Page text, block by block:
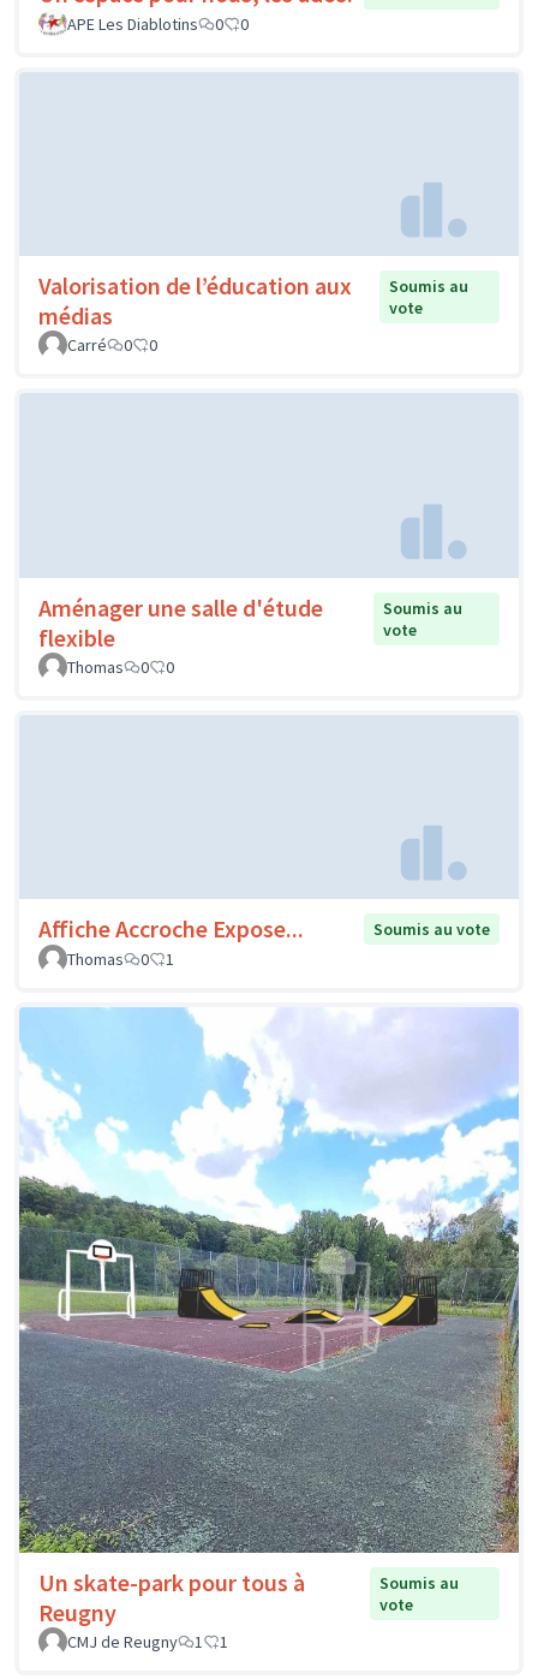
APE Les Diablotins
0 0
Valorisation de l’éducation aux
médias
Soumis au
vote
Carré
0 0
Aménager une salle d'étude
flexible
Soumis au
vote
Thomas
0 0
Affiche Accroche Expose...
Soumis au vote
Thomas
0 1
Un skate-park pour tous à
Reugny
Soumis au
vote
CMJ de Reugny
1 1